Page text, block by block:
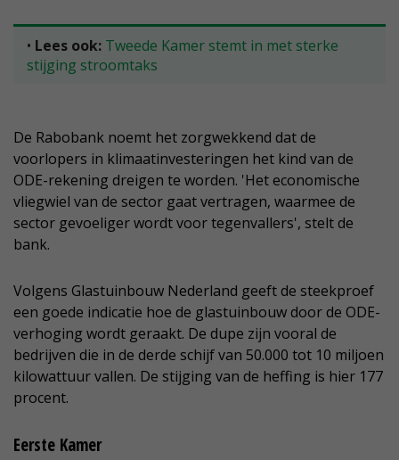
• Lees ook: Tweede Kamer stemt in met sterke
stijging stroomtaks
De Rabobank noemt het zorgwekkend dat de
voorlopers in klimaatinvesteringen het kind van de
ODE-rekening dreigen te worden. 'Het economische
vliegwiel van de sector gaat vertragen, waarmee de
sector gevoeliger wordt voor tegenvallers', stelt de
bank.
Volgens Glastuinbouw Nederland geeft de steekproef
een goede indicatie hoe de glastuinbouw door de ODE-
verhoging wordt geraakt. De dupe zijn vooral de
bedrijven die in de derde schijf van 50.000 tot 10 miljoen
kilowattuur vallen. De stijging van de heffing is hier 177
procent.
Eerste Kamer